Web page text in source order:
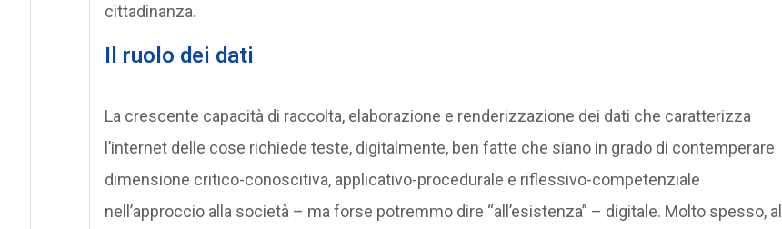
cittadinanza.
Il ruolo dei dati
La crescente capacità di raccolta, elaborazione e renderizzazione dei dati che caratterizza
l’internet delle cose richiede teste, digitalmente, ben fatte che siano in grado di contemperare
dimensione critico-conoscitiva, applicativo-procedurale e riflessivo-competenziale
nell’approccio alla società – ma forse potremmo dire “all’esistenza” – digitale. Molto spesso, al